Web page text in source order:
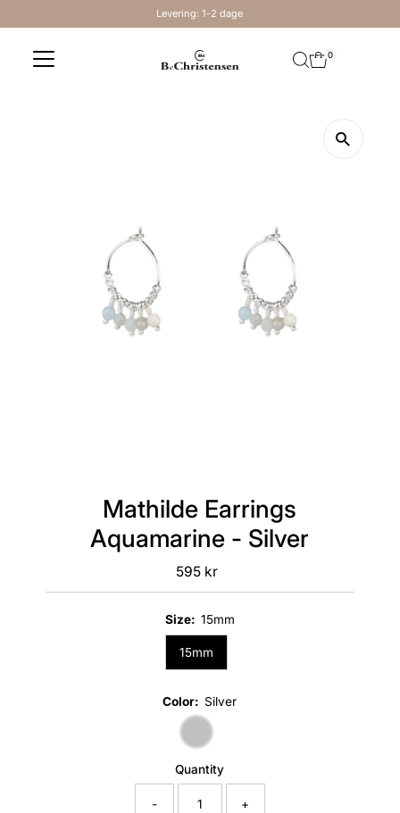
Levering: 1-2 dage
0
Mathilde Earrings
Aquamarine - Silver
Regular
Price
595 kr
Size: 15mm
15mm
Color: Silver
Quantity
- +